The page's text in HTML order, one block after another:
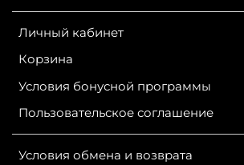
Личный кабинет
Корзина
Условия бонусной программы
Пользовательское соглашение
Условия обмена и возврата